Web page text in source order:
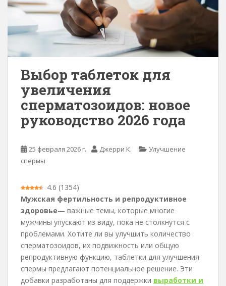
Выбор таблеток для
увеличения
сперматозоидов: новое
руководство 2026 года
25 февраля 2026 г. Джерри К.
Улучшение
спермы
4.6 (1354)
Мужская фертильность и репродуктивное
здоровье— важные темы, которые многие
мужчины упускают из виду, пока не столкнутся с
проблемами. Хотите ли вы улучшить количество
сперматозоидов, их подвижность или общую
репродуктивную функцию, таблетки для улучшения
спермы предлагают потенциальное решение. Эти
добавки разработаны для поддержки выработки и